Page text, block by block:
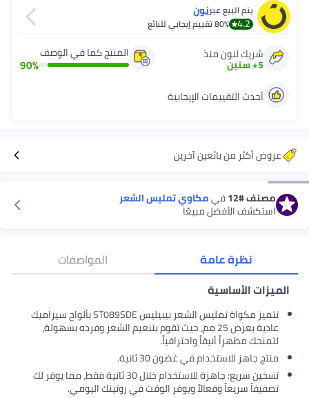
يتم البيع عبرنون
4.2
80%تقييم إيجابي للبائع
المنتج كما في الوصف
90%
شريك لنون منذ
5
+سنين
أحدث التقييمات الإيجابية
عروض أكثر من بائعين آخرين
مصنف#12 فيمكاوي تمليس الشعر
استكشف الأفضل مبيعًا
نظرة عامة المواصفات
الميزات الأساسية
تتميز مكواة تمليس الشعر بيبيليس ST089SDE بألواح سيراميك
عادية بعرض 25 مم، حيث تقوم بتنعيم الشعر وفرده بسهولة،
لتمنحك مظهراً أنيقاً واحترافياً.
منتج جاهز للاستخدام في غضون 30 ثانية.
تسخين سريع: جاهزة للاستخدام خلال 30 ثانية فقط، مما يوفر لك
تصفيفاً سريعاً وفعالاً ويوفر الوقت في روتينك اليومي.